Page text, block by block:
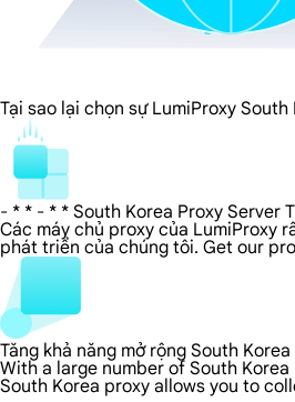
Tại sao lại chọn sự LumiProxy
- * * - * * South Korea Proxy Server
Các máy chủ proxy của LumiProxy
phát triển của chúng tôi. Get our
Tăng khả năng mở rộng South
With a large number of South
South Korea proxy allows you to